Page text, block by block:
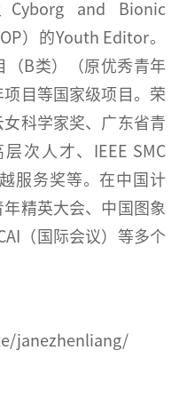
and Bionic
）的Youth Editor。
（B类）（原优秀青年
目等国家级项目。荣
科学家奖、广东省青
次人才、IEEE SMC
服务奖等。在中国计
精英大会、中国图象
（国际会议）等多个
janezhenliang/